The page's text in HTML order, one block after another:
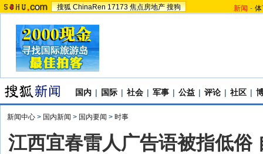
搜狐 ChinaRen 17173 焦点房地产 搜狗 新闻 -
国内 | 国际 | 社会 | 军事 | 公益 | 评论 | 社区 |
新闻中心 > 国内新闻 > 国内要闻 > 时事
江西宜春雷人广告语被指低俗